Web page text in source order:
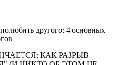
другого: 4 основных
КАК РАЗРЫВ